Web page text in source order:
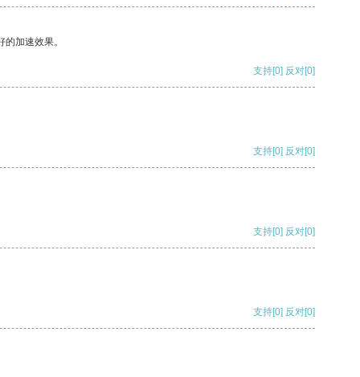
加速效果。
支持[0] 反对[0]
支持[0] 反对[0]
支持[0] 反对[0]
支持[0] 反对[0]